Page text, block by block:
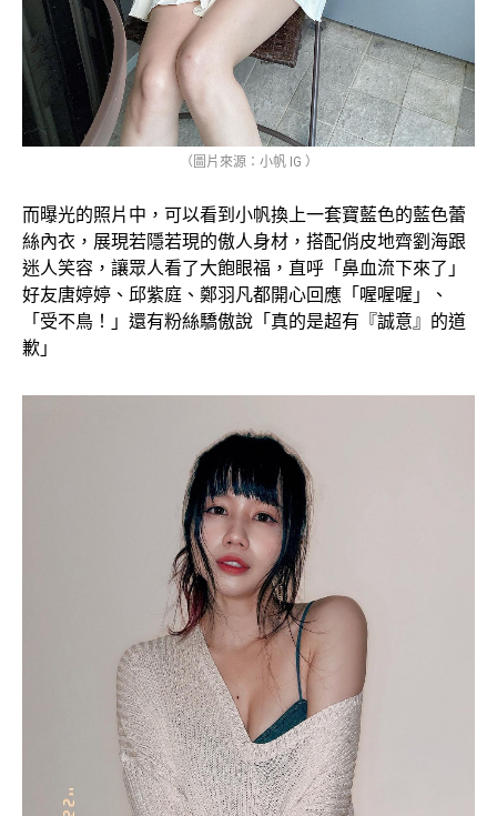
（圖片來源：小帆 IG ）
而曝光的照片中，可以看到小帆換上一套寶藍色的藍色蕾
絲內衣，展現若隱若現的傲人身材，搭配俏皮地齊劉海跟
迷人笑容，讓眾人看了大飽眼福，直呼「鼻血流下來了」
好友唐婷婷、邱紫庭、鄭羽凡都開心回應「喔喔喔」、
「受不鳥！」還有粉絲驕傲說「真的是超有『誠意』的道
歉」